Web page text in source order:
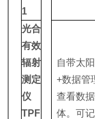
1
光合
有效
辐射
测定
仪
TPF
自带太
+数据管
查看数
体。可